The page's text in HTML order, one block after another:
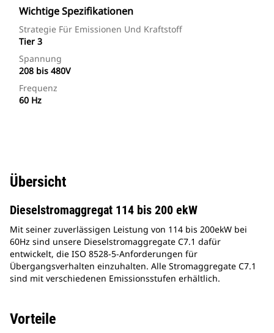
Wichtige Spezifikationen
Strategie Für Emissionen Und Kraftstoff
Tier 3
Spannung
208 bis 480V
Frequenz
60 Hz
Übersicht
Dieselstromaggregat 114 bis 200 ekW
Mit seiner zuverlässigen Leistung von 114 bis 200ekW bei
60Hz sind unsere Dieselstromaggregate C7.1 dafür
entwickelt, die ISO 8528-5-Anforderungen für
Übergangsverhalten einzuhalten. Alle Stromaggregate C7.1
sind mit verschiedenen Emissionsstufen erhältlich.
Vorteile